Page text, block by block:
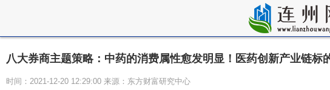
八大券商主题策略：中药的消费属性愈发明显！医药创新产业链标
时间：2021-12-20 12:29:00 来源：东方财富研究中心